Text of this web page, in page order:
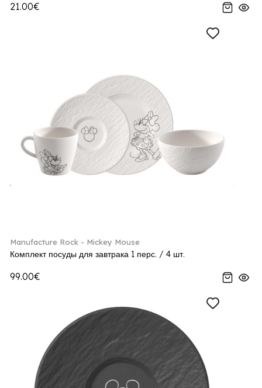
21.00€
Manufacture Rock - Mickey Mouse
Комплект посуды для завтрака 1 перс. / 4 шт.
99.00€